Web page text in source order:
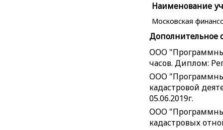
Наименование
Московская
Дополнительное
ООО
часов. Диплом:
ООО
кадастровой
05.06.2019г.
ООО
кадастровых